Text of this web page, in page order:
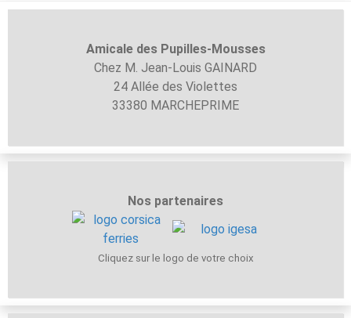
Amicale des Pupilles-Mousses
Chez M. Jean-Louis GAINARD
24 Allée des Violettes
33380 MARCHEPRIME
Nos partenaires
Cliquez sur le logo de votre choix